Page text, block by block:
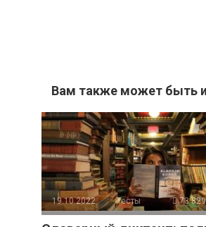
Вам также может быть
19.10.2022 Тесты 73